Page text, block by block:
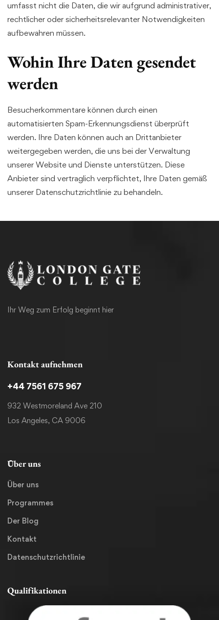
umfasst nicht die Daten, die wir aufgrund administrativer,
rechtlicher oder sicherheitsrelevanter Notwendigkeiten
aufbewahren müssen.
Wohin Ihre Daten gesendet
werden
Besucherkommentare können durch einen
automatisierten Spam-Erkennungsdienst überprüft
werden. Ihre Daten können auch an Drittanbieter
weitergegeben werden, die uns bei der Verwaltung
unserer Website und Dienste unterstützen. Diese
Anbieter sind vertraglich verpflichtet, Ihre Daten gemäß
unserer Datenschutzrichtlinie zu behandeln.
Ihr Weg zum Erfolg beginnt hier
Kontakt aufnehmen
+44 7561 675 967
932 Westmoreland Ave 210
Los Angeles, CA 9006
Über uns
Über uns
Programmes
Der Blog
Kontakt
Datenschutzrichtlinie
Qualifikationen